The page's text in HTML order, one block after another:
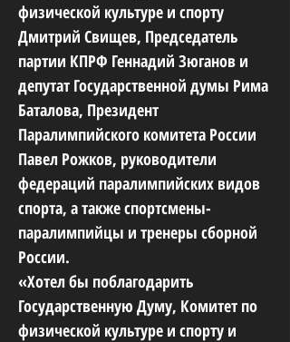
физической культуре и спорту
Дмитрий Свищев, Председатель
партии КПРФ Геннадий Зюганов и
депутат Государственной думы Рима
Баталова, Президент
Паралимпийского комитета России
Павел Рожков, руководители
федераций паралимпийских видов
спорта, а также спортсмены-
паралимпийцы и тренеры сборной
России.
«Хотел бы поблагодарить
Государственную Думу, Комитет по
физической культуре и спорту и